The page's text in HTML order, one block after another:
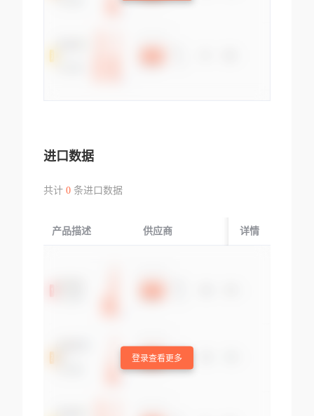
进口数据
共计 0条进口数据
产品描述 供应商 起运国/地区
详情
登录查看更多